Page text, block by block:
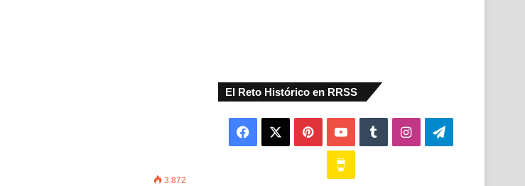
3.872
El Reto Histórico en RRSS
Facebook PinterestYouTubeTumblrInstagramTelegram